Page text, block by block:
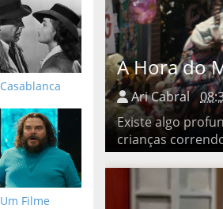
Casablanca
Um Filme
A Hora do
Ari Cabral
Existe algo
correndo no meio